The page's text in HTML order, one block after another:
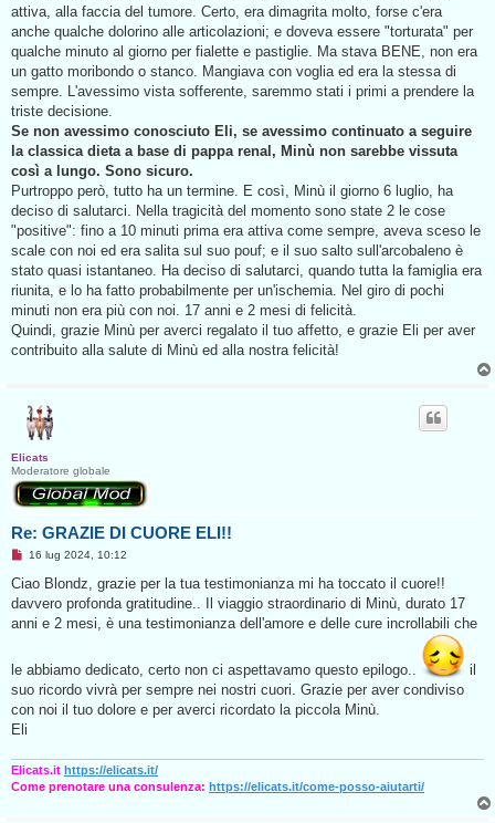
attiva, alla faccia del tumore. Certo, era dimagrita molto, forse c'era
anche qualche dolorino alle articolazioni; e doveva essere "torturata" per
qualche minuto al giorno per fialette e pastiglie. Ma stava BENE, non era
un gatto moribondo o stanco. Mangiava con voglia ed era la stessa di
sempre. L'avessimo vista sofferente, saremmo stati i primi a prendere la
triste decisione.
Se non avessimo conosciuto Eli, se avessimo continuato a seguire
la classica dieta a base di pappa renal, Minù non sarebbe vissuta
così a lungo. Sono sicuro.
Purtroppo però, tutto ha un termine. E così, Minù il giorno 6 luglio, ha
deciso di salutarci. Nella tragicità del momento sono state 2 le cose
"positive": fino a 10 minuti prima era attiva come sempre, aveva sceso le
scale con noi ed era salita sul suo pouf; e il suo salto sull'arcobaleno è
stato quasi istantaneo. Ha deciso di salutarci, quando tutta la famiglia era
riunita, e lo ha fatto probabilmente per un'ischemia. Nel giro di pochi
minuti non era più con noi. 17 anni e 2 mesi di felicità.
Quindi, grazie Minù per averci regalato il tuo affetto, e grazie Eli per aver
contribuito alla salute di Minù ed alla nostra felicità!
Elicats
Moderatore globale
Re: GRAZIE DI CUORE ELI!!
M
s
a
g
d
a
e
g
r
16 lug 2024, 10:12
Ciao Blondz, grazie per la tua testimonianza mi ha toccato il cuore!!
davvero profonda gratitudine.. Il viaggio straordinario di Minù, durato 17
anni e 2 mesi, è una testimonianza dell'amore e delle cure incrollabili che
le abbiamo dedicato, certo non ci aspettavamo questo epilogo..
il
suo ricordo vivrà per sempre nei nostri cuori. Grazie per aver condiviso
con noi il tuo dolore e per averci ricordato la piccola Minù.
Eli
Elicats.it https://elicats.it/
Come prenotare una consulenza: https://elicats.it/come-posso-aiutarti/